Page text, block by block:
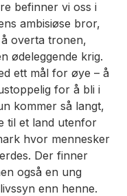
befinner vi oss i
ambisiøse bror,
overta tronen,
ødeleggende krig.
ett mål for øye – å
for å bli i
kommer så langt,
til et land utenfor
hvor mennesker
Der finner
også en ung
enn henne.